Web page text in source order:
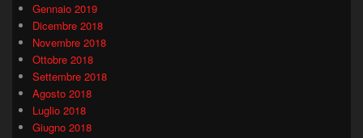
Gennaio 2019
Dicembre 2018
Novembre 2018
Ottobre 2018
Settembre 2018
Agosto 2018
Luglio 2018
Giugno 2018